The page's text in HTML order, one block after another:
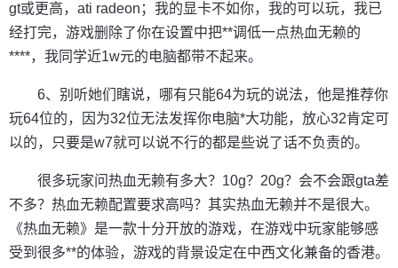
gt或更高，ati radeon；我的显卡不如你，我的可以玩，我已
经打完，游戏删除了你在设置中把**调低一点热血无赖的
****，我同学近1w元的电脑都带不起来。
6、别听她们瞎说，哪有只能64为玩的说法，他是推荐你
玩64位的，因为32位无法发挥你电脑*大功能，放心32肯定可
以的，只要是w7就可以说不行的都是些说了话不负责的。
很多玩家问热血无赖有多大？10g？20g？会不会跟gta差
不多？热血无赖配置要求高吗？其实热血无赖并不是很大。
《热血无赖》是一款十分开放的游戏，在游戏中玩家能够感
受到很多**的体验，游戏的背景设定在中西文化兼备的香港。